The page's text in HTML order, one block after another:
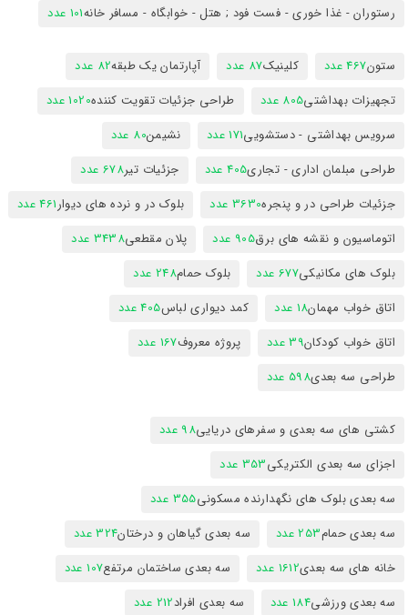
رستوران - غذا خوری - فست فود ; هتل - خوابگاه - مسافر خانه101 عدد
ستون467 عدد کلینیک87 عدد آپارتمان یک طبقه82 عدد
تجهیزات بهداشتی805 عدد طراحی جزئیات تقویت کننده1020 عدد
سرویس بهداشتی - دستشویی171 عدد نشیمن80 عدد
طراحی مبلمان اداری - تجاری405 عدد جزئیات تیر678 عدد
جزئیات طراحی در و پنجره3630 عدد بلوک در و نرده های دیوار461 عدد
اتوماسیون و نقشه های برق905 عدد پلان مقطعی3438 عدد
بلوک های مکانیکی677 عدد بلوک حمام248 عدد
اتاق خواب مهمان18 عدد کمد دیواری لباس405 عدد
اتاق خواب کودکان39 عدد پروژه معروف167 عدد
طراحی سه بعدی598 عدد
کشتی های سه بعدی و سفرهای دریایی98 عدد
اجزای سه بعدی الکتریکی353 عدد
سه بعدی بلوک های نگهدارنده مسکونی355 عدد
سه بعدی حمام253 عدد سه بعدی گیاهان و درختان324 عدد
خانه های سه بعدی1612 عدد سه بعدی ساختمان مرتفع107 عدد
سه بعدی ورزشی184 عدد سه بعدی افراد212 عدد